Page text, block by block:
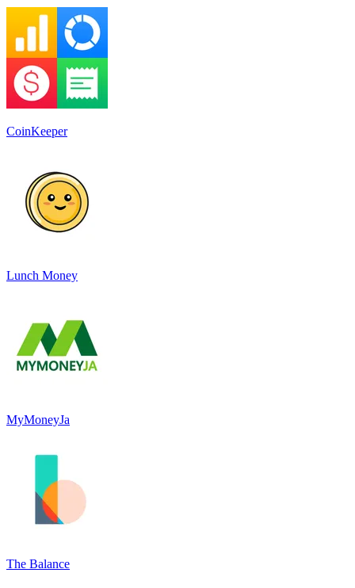
CoinKeeper
Lunch Money
MyMoneyJa
The Balance